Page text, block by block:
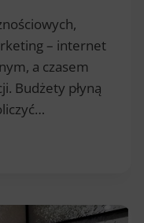
– internet
a czasem
Budżety płyną